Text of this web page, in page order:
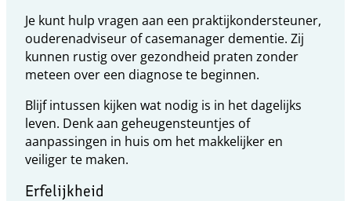
Je kunt hulp vragen aan een praktijkondersteuner,
ouderenadviseur of casemanager dementie. Zij
kunnen rustig over gezondheid praten zonder
meteen over een diagnose te beginnen.
Blijf intussen kijken wat nodig is in het dagelijks
leven. Denk aan geheugensteuntjes of
aanpassingen in huis om het makkelijker en
veiliger te maken.
Erfelijkheid